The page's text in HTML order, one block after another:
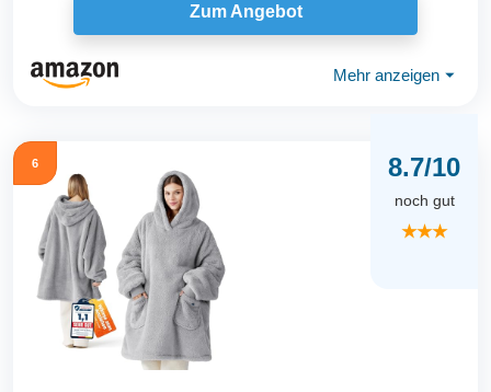
Zum Angebot
Mehr anzeigen ⏷
6 8.7/10
noch gut
★★★